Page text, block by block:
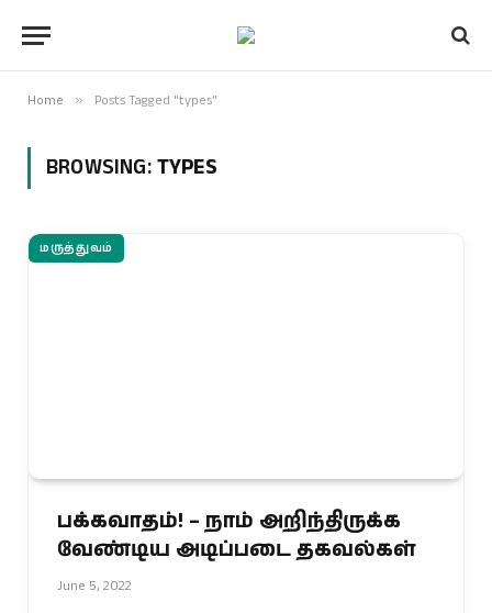
Home » Posts Tagged "types"
BROWSING:TYPES
மருத்துவம்
பக்கவாதம்! – நாம் அறிந்திருக்க
வேண்டிய அடிப்படை தகவல்கள்
June 5, 2022